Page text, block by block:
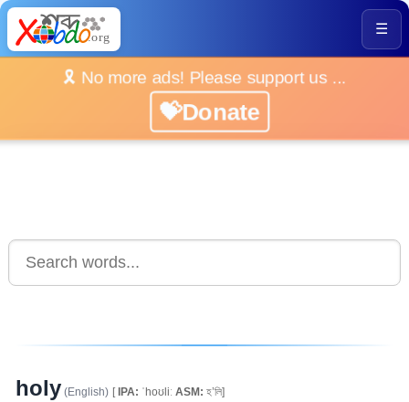
☰
🎗️ No more ads! Please support us ...
💝Donate
holy (English) [IPA: ˈhoʊliː ASM: হ’লি]